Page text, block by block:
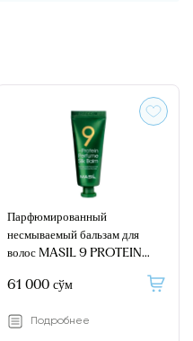
Парфюмированный
несмываемый бальзам для
волос MASIL 9 PROTEIN
61 000 сўм
Подробнее